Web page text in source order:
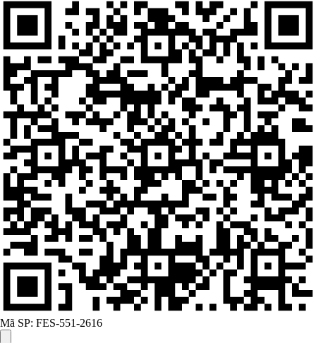
Mã SP: FES-551-2616